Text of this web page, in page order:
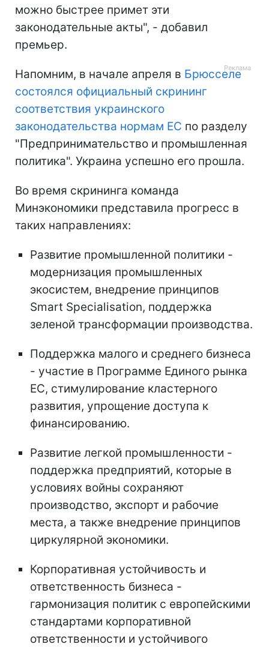
можно быстрее примет эти
законодательные акты", - добавил
премьер.
Напомним, в начале апреля в Брюсселе
состоялся официальный скрининг
соответствия украинского
законодательства нормам ЕС по разделу
"Предпринимательство и промышленная
политика". Украина успешно его прошла.
Во время скрининга команда
Минэкономики представила прогресс в
таких направлениях:
Развитие промышленной политики -
модернизация промышленных
экосистем, внедрение принципов
Smart Specialisation, поддержка
зеленой трансформации производства.
Поддержка малого и среднего бизнеса
- участие в Программе Единого рынка
ЕС, стимулирование кластерного
развития, упрощение доступа к
финансированию.
Развитие легкой промышленности -
поддержка предприятий, которые в
условиях войны сохраняют
производство, экспорт и рабочие
места, а также внедрение принципов
циркулярной экономики.
Корпоративная устойчивость и
ответственность бизнеса -
гармонизация политик с европейскими
стандартами корпоративной
ответственности и устойчивого